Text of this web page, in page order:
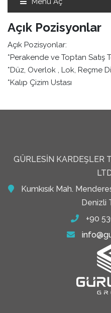
Açık Pozisyonlar
Açık Pozisyonlar:
*Perakende ve Toptan Satış
*Düz, Overlok , Lok, Reçme
*Kalıp Çizim Ustası
GÜRLESIN KARDEŞLER
Kumkısık Mah.
Denizli
+90